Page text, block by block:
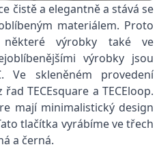
čistě a elegantně a stává se
materiálem. Proto
výrobky také ve
výrobky jsou
Ve skleněném provedení
TECEsquare a TECEloop.
mají minimalistický design
tlačítka vyrábíme ve třech
a černá.